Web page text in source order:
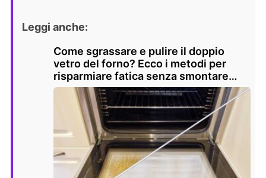
Leggi anche:
Come sgrassare e pulire il doppio
vetro del forno? Ecco i metodi per
risparmiare fatica senza smontare
nulla